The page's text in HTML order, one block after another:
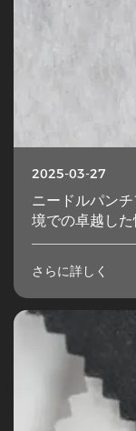
2025-03-27
ニードルパン
境での卓越し
さらに詳しく